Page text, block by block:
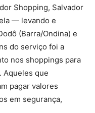
Shopping, Salvador
— levando e
(Barra/Ondina) e
do serviço foi a
nos shoppings para
Aqueles que
pagar valores
em segurança,